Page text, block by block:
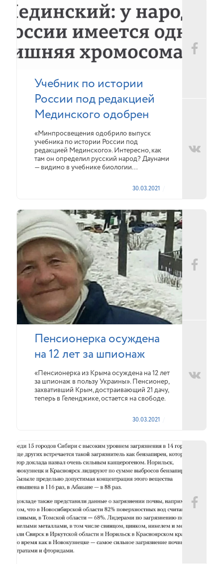
Учебник по истории
России под редакцией
Мединского одобрен
«Минпросвещения одобрило выпуск
учебника по истории России под
редакцией Мединского». Интересно, как
там он определил русский народ? Даунами
— видимо в учебнике биологии…
30.03.2021
Пенсионерка осуждена
на 12 лет за шпионаж
«Пенсионерка из Крыма осуждена на 12 лет
за шпионаж в пользу Украины». Пенсионер,
захвативший Крым, достраивающий 21 дачу,
теперь в Геленджике, остается на свободе.
30.03.2021